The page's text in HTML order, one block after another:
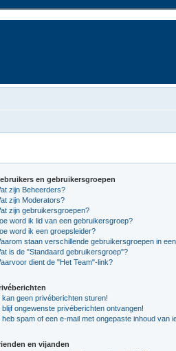
en gebruikersgroepen
zijn Beheerders?
zijn Moderators?
zijn gebruikersgroepen?
word ik lid van een gebruikersgroep?
word ik een groepsleider?
staan verschillende gebruikersgroepen in
is de "Standaard gebruikersgroep"?
dient de "Het Team"-link?
kan geen privéberichten sturen!
blijf ongewenste privéberichten ontvangen!
heb spam of een e-mail met ongepaste inhoud van
en vijanden